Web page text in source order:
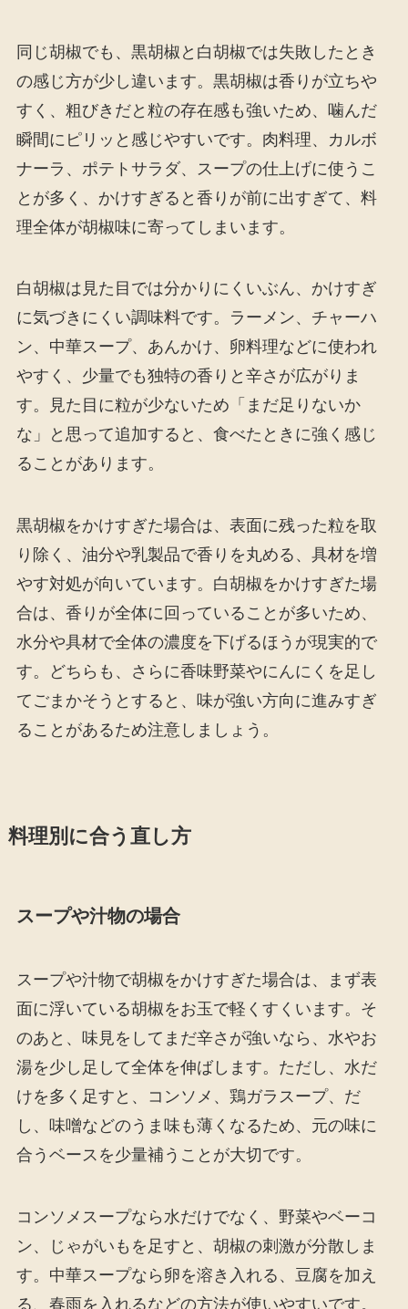
同じ胡椒でも、黒胡椒と白胡椒では失敗したとき
の感じ方が少し違います。黒胡椒は香りが立ちや
すく、粗びきだと粒の存在感も強いため、噛んだ
瞬間にピリッと感じやすいです。肉料理、カルボ
ナーラ、ポテトサラダ、スープの仕上げに使うこ
とが多く、かけすぎると香りが前に出すぎて、料
理全体が胡椒味に寄ってしまいます。
白胡椒は見た目では分かりにくいぶん、かけすぎ
に気づきにくい調味料です。ラーメン、チャーハ
ン、中華スープ、あんかけ、卵料理などに使われ
やすく、少量でも独特の香りと辛さが広がりま
す。見た目に粒が少ないため「まだ足りないか
な」と思って追加すると、食べたときに強く感じ
ることがあります。
黒胡椒をかけすぎた場合は、表面に残った粒を取
り除く、油分や乳製品で香りを丸める、具材を増
やす対処が向いています。白胡椒をかけすぎた場
合は、香りが全体に回っていることが多いため、
水分や具材で全体の濃度を下げるほうが現実的で
す。どちらも、さらに香味野菜やにんにくを足し
てごまかそうとすると、味が強い方向に進みすぎ
ることがあるため注意しましょう。
料理別に合う直し方
スープや汁物の場合
スープや汁物で胡椒をかけすぎた場合は、まず表
面に浮いている胡椒をお玉で軽くすくいます。そ
のあと、味見をしてまだ辛さが強いなら、水やお
湯を少し足して全体を伸ばします。ただし、水だ
けを多く足すと、コンソメ、鶏ガラスープ、だ
し、味噌などのうま味も薄くなるため、元の味に
合うベースを少量補うことが大切です。
コンソメスープなら水だけでなく、野菜やベーコ
ン、じゃがいもを足すと、胡椒の刺激が分散しま
す。中華スープなら卵を溶き入れる、豆腐を加え
る、春雨を入れるなどの方法が使いやすいです。